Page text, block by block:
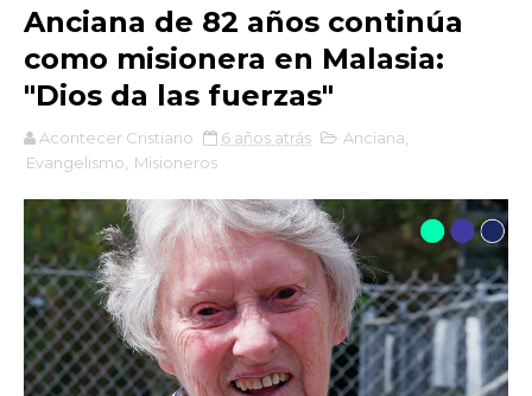
Anciana de 82 años continúa
como misionera en Malasia:
"Dios da las fuerzas"
Acontecer Cristiano 6 años atrás Anciana
Evangelismo
Misioneros